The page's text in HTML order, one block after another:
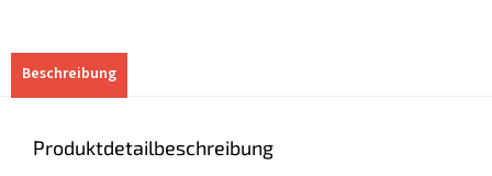
Beschreibung
Produktdetailbeschreibung